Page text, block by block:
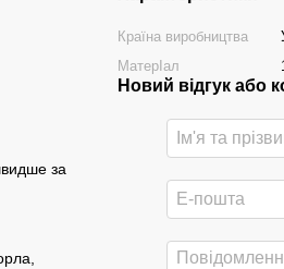
за
Країна виробництва
МатерІал
Новий відгук або